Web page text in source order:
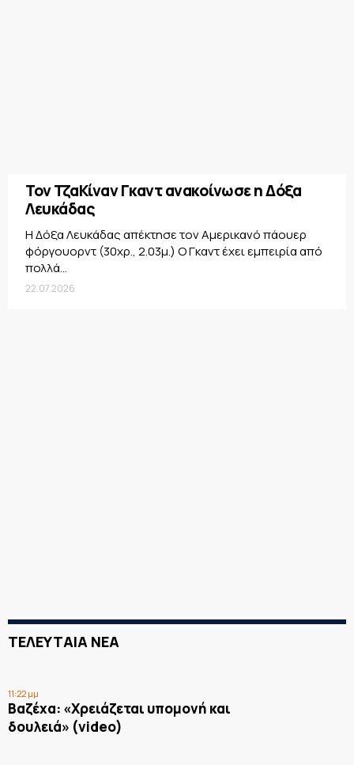
Τον ΤζαΚίναν Γκαντ ανακοίνωσε η Δόξα
Λευκάδας
Η Δόξα Λευκάδας απέκτησε τον Αμερικανό πάουερ
φόργουορντ (30χρ., 2.03μ.) Ο Γκαντ έχει εμπειρία από
πολλά...
22.07.2026
ΤΕΛΕΥΤΑΙΑ ΝΕΑ
11:22 μμ
Βαζέχα: «Χρειάζεται υπομονή και
δουλειά» (video)